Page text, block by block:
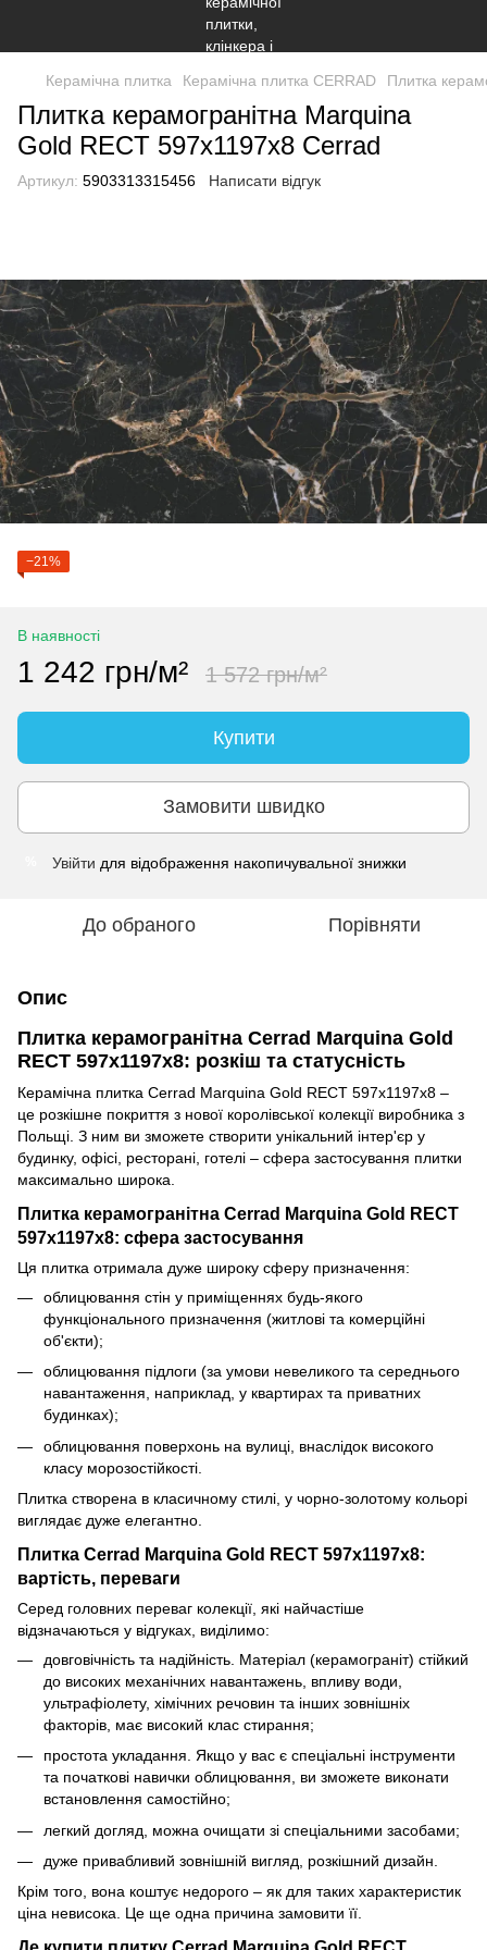
Керамічна плитка Керамічна плитка CERRAD Плитка
Плитка керамогранітна Marquina
Gold RECT 597x1197x8 Cerrad
Артикул: 5903313315456 Написати відгук
−21%
В наявності
1 242 грн/м² 1 572 грн/м²
Купити
Замовити швидко
Увійти для відображення накопичувальної знижки
До обраного Порівняти
Опис
Плитка керамогранітна Cerrad Marquina Gold
RECT 597x1197x8: розкіш та статусність
Керамічна плитка Cerrad Marquina Gold RECT 597x1197x8 –
це розкішне покриття з нової королівської колекції виробника з
Польщі. З ним ви зможете створити унікальний інтер'єр у
будинку, офісі, ресторані, готелі – сфера застосування плитки
максимально широка.
Плитка керамогранітна Cerrad Marquina Gold RECT
597x1197x8: сфера застосування
Ця плитка отримала дуже широку сферу призначення:
облицювання стін у приміщеннях будь-якого
функціонального призначення (житлові та комерційні
об'єкти);
облицювання підлоги (за умови невеликого та середнього
навантаження, наприклад, у квартирах та приватних
будинках);
облицювання поверхонь на вулиці, внаслідок високого
класу морозостійкості.
Плитка створена в класичному стилі, у чорно-золотому кольорі
виглядає дуже елегантно.
Плитка Cerrad Marquina Gold RECT 597x1197x8:
вартість, переваги
Серед головних переваг колекції, які найчастіше
відзначаються у відгуках, виділимо:
довговічність та надійність. Матеріал (керамограніт) стійкий
до високих механічних навантажень, впливу води,
ультрафіолету, хімічних речовин та інших зовнішніх
факторів, має високий клас стирання;
простота укладання. Якщо у вас є спеціальні інструменти
та початкові навички облицювання, ви зможете виконати
встановлення самостійно;
легкий догляд, можна очищати зі спеціальними засобами;
дуже привабливий зовнішній вигляд, розкішний дизайн.
Крім того, вона коштує недорого – як для таких характеристик
ціна невисока. Це ще одна причина замовити її.